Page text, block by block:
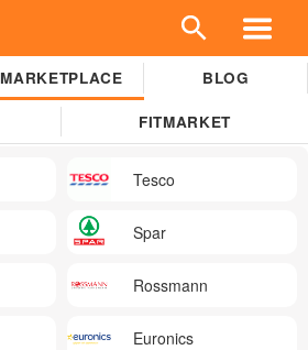
MARKETPLACE BLOG
FITMARKET
Tesco
Spar
Rossmann
Euronics